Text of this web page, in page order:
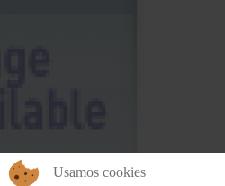
Usamos cookies